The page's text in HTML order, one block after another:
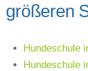
größeren
Hundeschule
Hundeschule